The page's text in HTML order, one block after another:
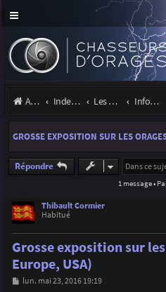
Accueil Index du forum Les orages Infos, projets et liens utiles à la communauté
GROSSE EXPOSITION SUR LES
Répondre
1 message •
Thibault Cormier
Habitué
Grosse exposition sur
Europe, USA)
Mlun. mai 23, 2016 19:19